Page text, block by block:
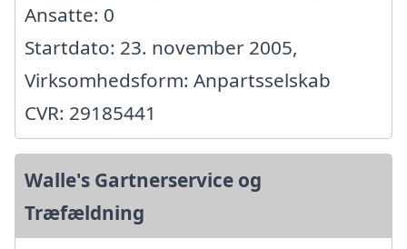
Ansatte: 0
Startdato: 23. november 2005,
Virksomhedsform: Anpartsselskab
CVR: 29185441
Walle's Gartnerservice og
Træfældning